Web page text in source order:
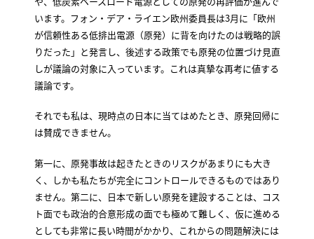
います。フォン・デア・ライエン欧州委員長は3月に「欧州
が信頼性ある低排出電源（原発）に背を向けたのは戦略的誤
りだった」と発言し、後述する政策でも原発の位置づけ見直
しが議論の対象に入っています。これは真摯な再考に値する
議論です。
それでも私は、現時点の日本に当てはめたとき、原発回帰に
は賛成できません。
第一に、原発事故は起きたときのリスクがあまりにも大き
く、しかも私たちが完全にコントロールできるものではあり
ません。第二に、日本で新しい原発を建設することは、コス
ト面でも政治的合意形成の面でも極めて難しく、仮に進める
としても非常に長い時間がかかり、これからの問題解決には